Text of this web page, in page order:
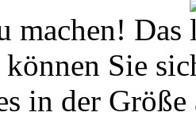
machen! Das
können Sie
in der